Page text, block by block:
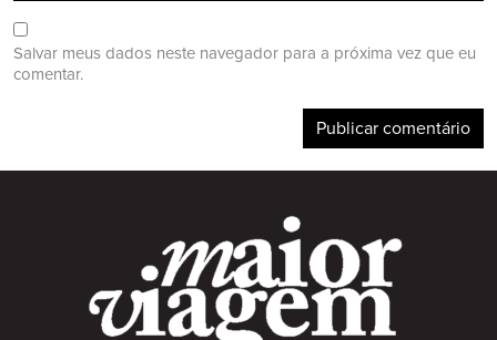
Salvar meus dados neste navegador para a próxima vez que eu
comentar.